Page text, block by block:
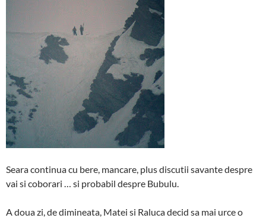
Seara continua cu bere, mancare, plus discutii savante despre
vai si coborari … si probabil despre Bubulu.
A doua zi, de dimineata, Matei si Raluca decid sa mai urce o